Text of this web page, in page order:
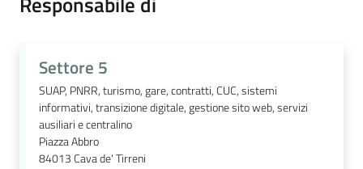
Settore 5
SUAP, PNRR, turismo, gare, contratti, CUC, sistemi
informativi, transizione digitale, gestione sito web, servizi
ausiliari e centralino
Piazza Abbro
84013Cava de' Tirreni